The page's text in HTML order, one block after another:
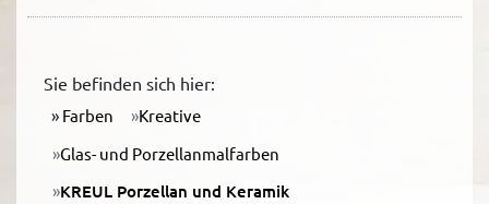
Sie befinden sich hier:
Farben
Kreative
Glas- und Porzellanmalfarben
KREUL Porzellan und Keramik